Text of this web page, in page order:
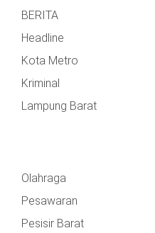
BERITA
Headline
Kota Metro
Kriminal
Lampung Barat
Olahraga
Pesawaran
Pesisir Barat